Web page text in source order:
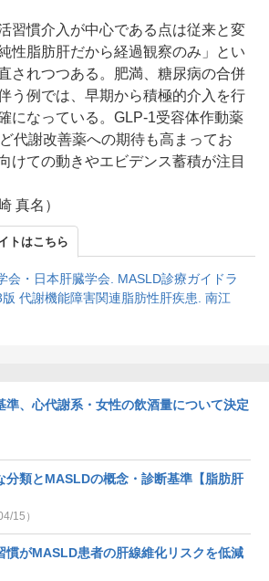
習慣介入が中心である点は従来と変
性脂肪肝だから経過観察のみ」とい
されつつある。肥満、糖尿病の合併
う例では、早期から積極的介入を行
になっている。GLP-1受容体作動薬
代謝改善薬への期待も高まってお
けての動きやエビデンス蓄積が注目
真名）
トはこちら
会・日本肝臓学会. MASLD診療ガイドラ
代謝機能障害関連脂肪性肝疾患. 南江
準、心代謝系・女性の飲酒量について決定
分類とMASLDの概念・診断基準【脂肪肝
15）
慣がMASLD患者の肝線維化リスクを低減